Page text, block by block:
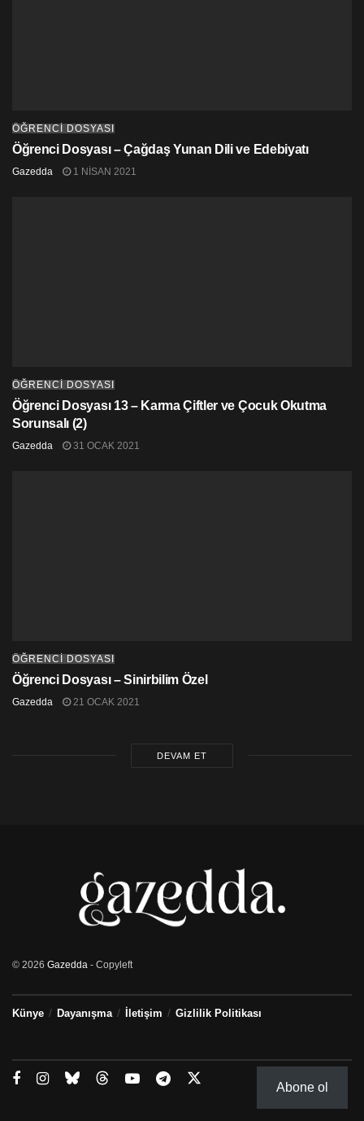
ÖĞRENCİ DOSYASI
Öğrenci Dosyası – Çağdaş Yunan Dili ve Edebiyatı
Gazedda 1 NISAN 2021
ÖĞRENCİ DOSYASI
Öğrenci Dosyası 13 – Karma Çiftler ve Çocuk Okutma
Sorunsalı (2)
Gazedda 31 OCAK 2021
ÖĞRENCİ DOSYASI
Öğrenci Dosyası – Sinirbilim Özel
Gazedda 21 OCAK 2021
DEVAM ET
© 2026 Gazedda - Copyleft
Künye Dayanışma İletişim Gizlilik Politikası
Abone ol